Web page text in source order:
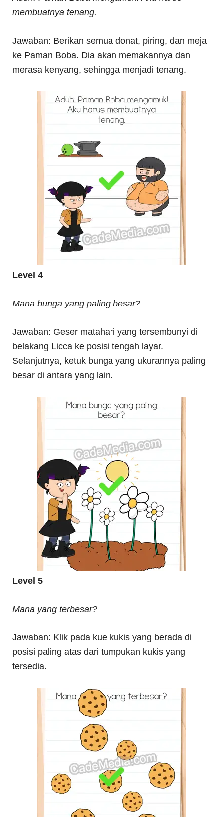
membuatnya tenang.
Jawaban: Berikan semua donat, piring, dan meja
ke Paman Boba. Dia akan memakannya dan
merasa kenyang, sehingga menjadi tenang.
Level 4
Mana bunga yang paling besar?
Jawaban: Geser matahari yang tersembunyi di
belakang Licca ke posisi tengah layar.
Selanjutnya, ketuk bunga yang ukurannya paling
besar di antara yang lain.
Level 5
Mana yang terbesar?
Jawaban: Klik pada kue kukis yang berada di
posisi paling atas dari tumpukan kukis yang
tersedia.